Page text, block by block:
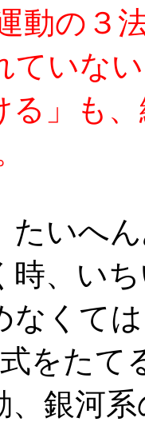
動の３
ていな
る」も
いへ
時、い
なくて
をたて
、銀河